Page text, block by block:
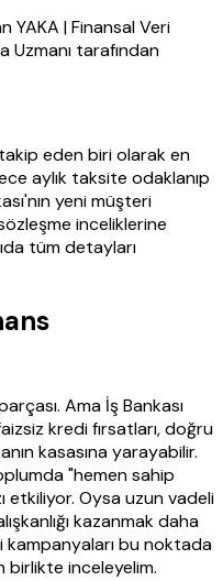
YAKA | Finansal Veri
Uzmanı tarafından
takip eden biri olarak en
aylık taksite odaklanıp
yeni müşteri
inceliklerine
tüm detayları
Ama İş Bankası
kredi fırsatları, doğru
kasasına yarayabilir.
"hemen sahip
etkiliyor. Oysa uzun vadeli
kazanmak daha
kampanyaları bu noktada
birlikte inceleyelim.